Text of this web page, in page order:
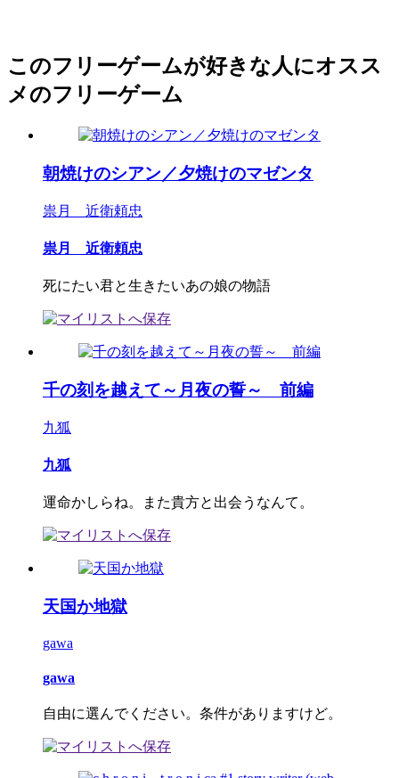
このフリーゲームが好きな人にオスス
メのフリーゲーム
朝焼けのシアン／夕焼けのマゼンタ
祟月 近衛頼忠
祟月 近衛頼忠
死にたい君と生きたいあの娘の物語
千の刻を越えて～月夜の誓～ 前編
九狐
九狐
運命かしらね。また貴方と出会うなんて。
天国か地獄
gawa
gawa
自由に選んでください。条件がありますけど。